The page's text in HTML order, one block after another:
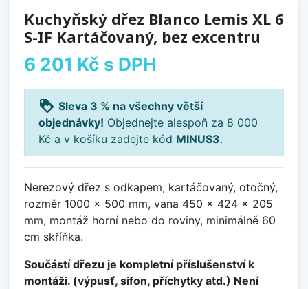
Kuchyňský dřez Blanco Lemis XL 6
S-IF Kartáčovaný, bez excentru
6 201 Kč s DPH
loyalty Sleva 3 % na všechny větší
objednávky! Objednejte alespoň za 8 000
Kč a v košíku zadejte kód MINUS3.
Nerezový dřez s odkapem, kartáčovaný, otočný,
rozměr 1000 x 500 mm, vana 450 x 424 x 205
mm, montáž horní nebo do roviny, minimálně 60
cm skříňka.
Součástí dřezu je kompletní příslušenství k
montáži. (výpusť, sifon, příchytky atd.) Není